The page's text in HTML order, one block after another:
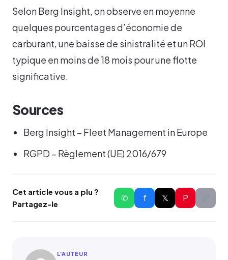
Selon Berg Insight, on observe en moyenne
quelques pourcentages d’économie de
carburant, une baisse de sinistralité et un ROI
typique en moins de 18 mois pour une flotte
significative.
Sources
Berg Insight – Fleet Management in Europe
RGPD – Règlement (UE) 2016/679
Cet article vous a plu ?
Partagez-le
✆ f 𝕏 P
L'AUTEUR